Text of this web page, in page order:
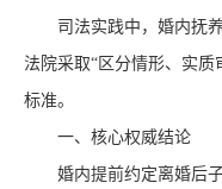
司法实践中，婚内抚
法院采取“区分情形、实质
标准。
一、核心权威结论
婚内提前约定离婚后